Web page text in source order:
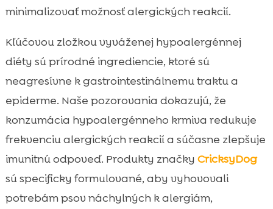
minimalizovať možnosť alergických reakcií.
Kľúčovou zložkou vyváženej hypoalergénnej
diéty sú prírodné ingrediencie, ktoré sú
neagresívne k gastrointestinálnemu traktu a
epiderme. Naše pozorovania dokazujú, že
konzumácia hypoalergénneho krmiva redukuje
frekvenciu alergických reakcií a súčasne zlepšuje
imunitnú odpoveď. Produkty značky CricksyDog
sú specificky formulované, aby vyhovovali
potrebám psov náchylných k alergiám,